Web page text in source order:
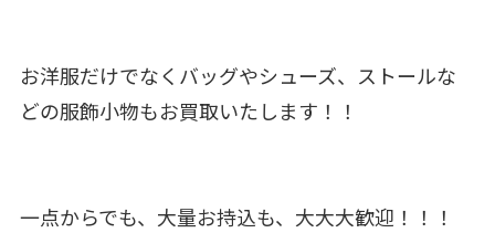
お洋服だけでなくバッグやシューズ、ストールな
どの服飾小物もお買取いたします！！
一点からでも、大量お持込も、大大大歓迎！！！